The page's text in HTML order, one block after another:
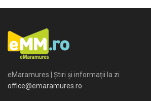
eMaramures | Știri și informații la zi
office@emaramures.ro